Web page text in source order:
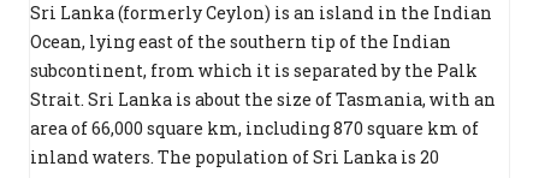
Sri Lanka (formerly Ceylon) is an island in the Indian
Ocean, lying east of the southern tip of the Indian
subcontinent, from which it is separated by the Palk
Strait. Sri Lanka is about the size of Tasmania, with an
area of 66,000 square km, including 870 square km of
inland waters. The population of Sri Lanka is 20